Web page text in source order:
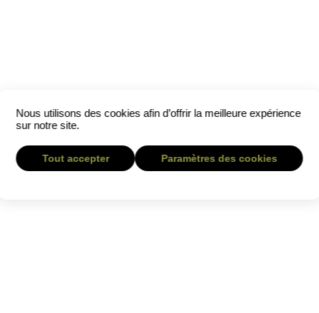
Nous utilisons des cookies afin d’offrir la meilleure expérience
sur notre site.
Tout accepter Paramètres des cookies